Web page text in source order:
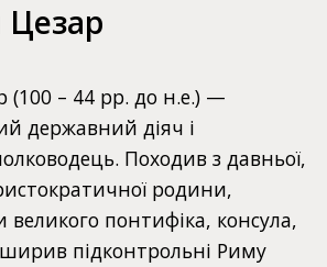
(100 – 44 рр. до н.е.) —
державний діяч і
Походив з давньої,
родини,
великого понтифіка, консула,
підконтрольні Риму